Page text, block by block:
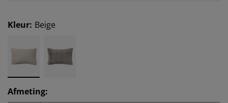
Kleur: Beige
Afmeting: